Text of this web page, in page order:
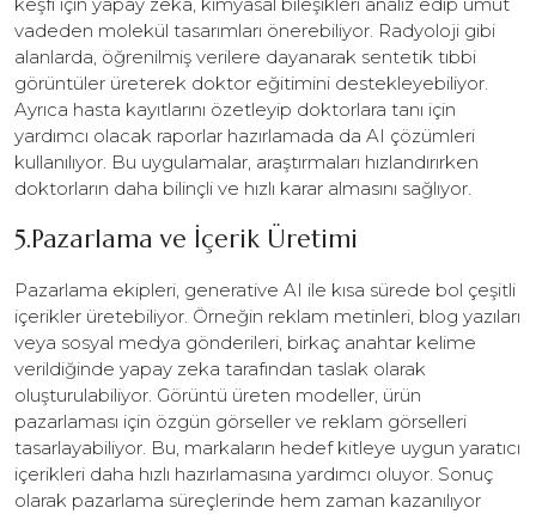
vadeden molekül tasarımları önerebiliyor. Radyoloji gibi
alanlarda, öğrenilmiş verilere dayanarak sentetik tıbbi
görüntüler üreterek doktor eğitimini destekleyebiliyor.
Ayrıca hasta kayıtlarını özetleyip doktorlara tanı için
yardımcı olacak raporlar hazırlamada da AI çözümleri
kullanılıyor. Bu uygulamalar, araştırmaları hızlandırırken
doktorların daha bilinçli ve hızlı karar almasını sağlıyor.
5.Pazarlama ve İçerik Üretimi
Pazarlama ekipleri, generative AI ile kısa sürede bol çeşitli
içerikler üretebiliyor. Örneğin reklam metinleri, blog yazıları
veya sosyal medya gönderileri, birkaç anahtar kelime
verildiğinde yapay zeka tarafından taslak olarak
oluşturulabiliyor. Görüntü üreten modeller, ürün
pazarlaması için özgün görseller ve reklam görselleri
tasarlayabiliyor. Bu, markaların hedef kitleye uygun yaratıcı
içerikleri daha hızlı hazırlamasına yardımcı oluyor. Sonuç
olarak pazarlama süreçlerinde hem zaman kazanılıyor